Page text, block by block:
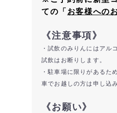
ての「 お客様への
《注意事項》
・試飲のみりんにはアル
試飲はお断りします。
・駐車場に限りがあるた
車でお越しの方は申し込
《お願い》